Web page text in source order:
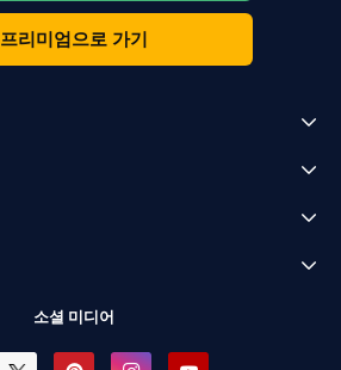
프리미엄으로 가기
소셜 미디어